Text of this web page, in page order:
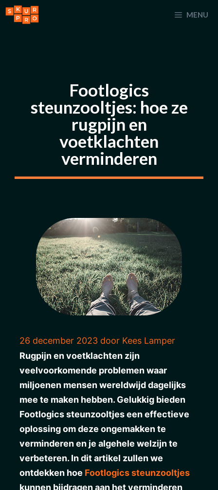
Ga
naar
MENU
Footlogics
steunzooltjes: hoe ze
rugpijn en
voetklachten
verminderen
26 december 2023 door Kees Lamper
Rugpijn en voetklachten zijn
veelvoorkomende problemen waar
miljoenen mensen wereldwijd dagelijks
mee te maken hebben. Gelukkig bieden
Footlogics steunzooltjes een effectieve
oplossing om deze ongemakken te
verminderen en je algehele welzijn te
verbeteren. In dit artikel zullen we
ontdekken hoe Footlogics steunzooltjes
kunnen bijdragen aan het verminderen